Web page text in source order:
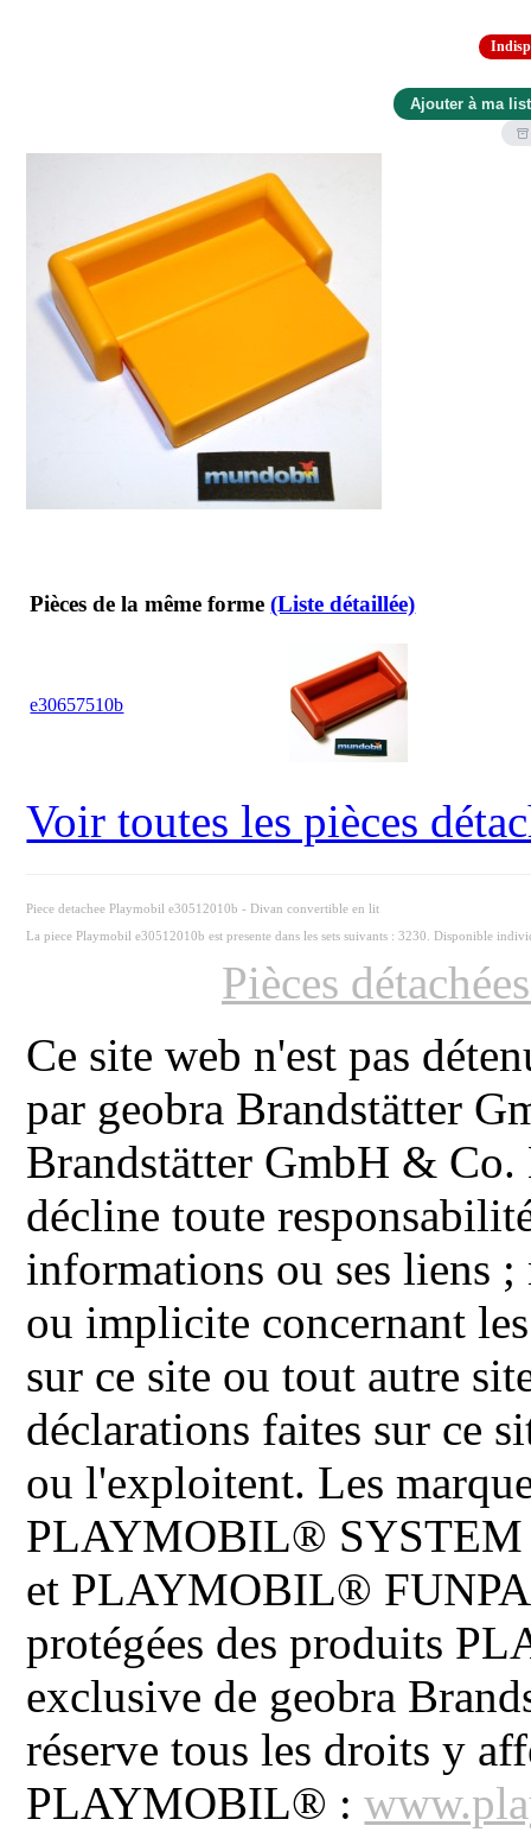
Pièces de la même forme(Liste détaillée)
e30657510b
Voir toutes les pièces
Piece detachee Playmobil e30512010b - Divan convertible en lit
La piece Playmobil e30512010b est presente dans les sets suivants : 3230. Disponible
Pièces
Ce site web n'est pas
par geobra Brandstätter
Brandstätter GmbH & Co.
décline toute
informations ou ses liens ;
ou implicite concernant
sur ce site ou tout autre
déclarations faites sur ce
ou l'exploitent. Les
PLAYMOBIL®
et PLAYMOBIL®
protégées des produits
exclusive de geobra
réserve tous les droits y
PLAYMOBIL® :